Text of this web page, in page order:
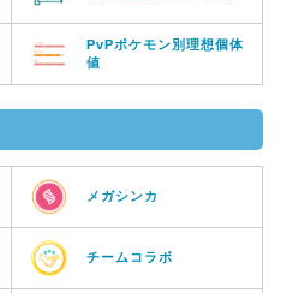
PvPポケモン別理想個体
値
メガシンカ
チームコラボ